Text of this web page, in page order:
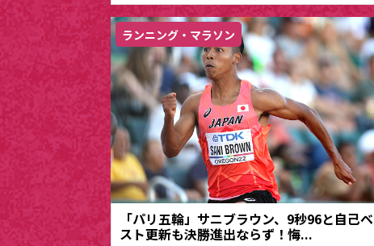
ランニング・マラソン
「パリ五輪」サニブラウン、9秒96と自己ベ
スト更新も決勝進出ならず！悔...